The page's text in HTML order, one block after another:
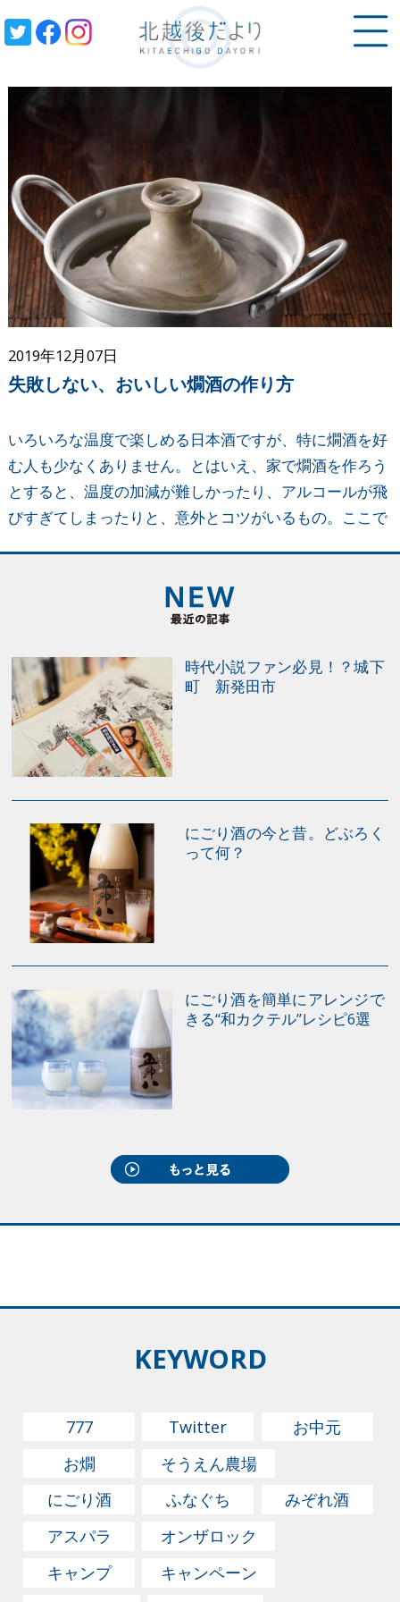
ぬる燗
2019年12月07日
失敗しない、おいしい燗酒の作り方
いろいろな温度で楽しめる日本酒ですが、特に燗酒を好
む人も少なくありません。とはいえ、家で燗酒を作ろう
とすると、温度の加減が難しかったり、アルコールが飛
びすぎてしまったりと、意外とコツがいるもの。ここで
は？ お酒を温めることを「燗をつける」「お燗する」、
温めたお酒のことを「燗酒」と呼びます。また、燗をつ
と呼ぶことも。 冷やして飲む冷酒の人気が定着した一方
で、近年では「燗」という日本酒ならではの魅力も見直
されています。2019年に10周年を迎えた『全国燗酒コン
テスト』（http://www.kansake.jp/#aConcept）が、温め
ておいしい日本酒を選ぶコンテストとして注目されるな
ど、温めるとうまみが増す燗酒を楽しむ人が増えてきて
います。 燗の温度によって香りや味わいが変化 「熱
燗」や「ぬる燗」という言葉はご存知の方も多いでしょ
う。燗酒は温度によって呼び方が変わります。 30度くら
いで「日向燗」。温度の高さを感じないくらいで、ほん
のり香りが引き立つのが特徴です。 35度くらいで「人肌
くはなく、よく香りが立ちます。 45度くらいで「上
燗」。注いだときに湯気が出て、引き締まった香りを感
じます。 50度くらいで「熱燗」。徳利から湯気が生じは
じめ、さわると熱く感じるのがこの温度です。キレの良
い辛口を感じ、香りがシャープになります。 55度くらい
が際立ってより辛口になります。 自宅で簡単にできる
かるようにしましょう。 ③水の量を調整したら、一度徳
利を取り出して鍋を火にかけます。水が沸騰したら火を
手早く燗をするのがコツ。ぬる燗にしたい場合は時間を
利を持ち上げます。 ⑥中指を徳利の底に当ててみて、や
や熱いと感じるのがちょうどいい燗の目安です。45度く
らいの「上燗」がおいしいと言われることが多いです
しみのひとつです。 電子レンジで燗酒するポイント 急
時代小説ファン必見！？城下
町 新発田市
にごり酒の今と昔。どぶろく
って何？
にごり酒を簡単にアレンジで
きる“和カクテル”レシピ6選
KEYWORD
777 Twitter
お中元
お燗
そうえん農場
にごり酒
ふなぐち
みぞれ酒
アスパラ
オンザロック
キャンプ
キャンペーン